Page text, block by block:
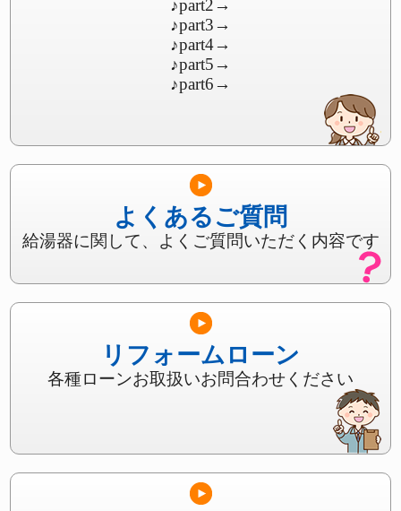
♪part2→
♪part3→
♪part4→
♪part5→
♪part6→
よくあるご質問
給湯器に関して、よくご質問いただく内容です
リフォームローン
各種ローンお取扱いお問合わせください